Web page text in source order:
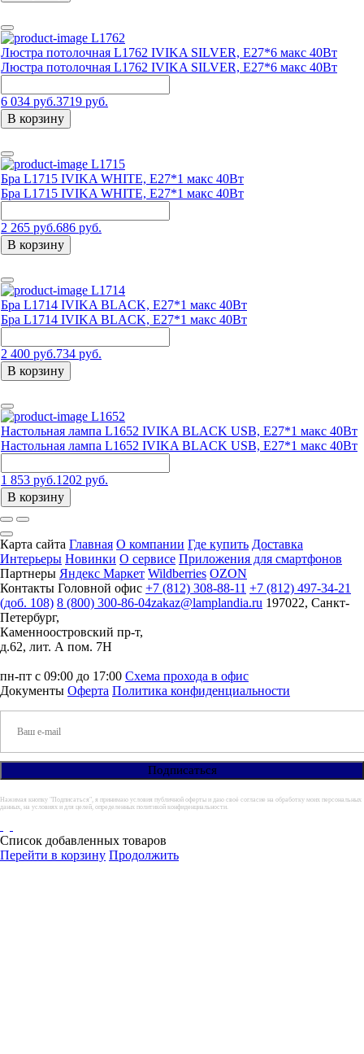
L1762
Люстра потолочная L1762 IVIKA SILVER, E27*6 макс 40Вт
Люстра потолочная L1762 IVIKA SILVER, E27*6 макс 40Вт
6 034 руб.3719 руб.
В корзину
L1715
Бра L1715 IVIKA WHITE, E27*1 макс 40Вт
Бра L1715 IVIKA WHITE, E27*1 макс 40Вт
2 265 руб.686 руб.
В корзину
L1714
Бра L1714 IVIKA BLACK, E27*1 макс 40Вт
Бра L1714 IVIKA BLACK, E27*1 макс 40Вт
2 400 руб.734 руб.
В корзину
L1652
Настольная лампа L1652 IVIKA BLACK USB, Е27*1 макс 40Вт
Настольная лампа L1652 IVIKA BLACK USB, Е27*1 макс 40Вт
1 853 руб.1202 руб.
В корзину
Карта сайта Главная О компании Где купить Доставка
Интерьеры Новинки О сервисе Приложения для смартфонов
Партнеры Яндекс Маркет Wildberries OZON
Контакты Головной офис +7 (812) 308-88-11 +7 (812) 497-34-21
(доб. 108) 8 (800) 300-86-04zakaz@lamplandia.ru 197022, Санкт-
Петербург,
Каменноостровский пр-т,
д.62, лит. А пом. 7Н
пн-пт с 09:00 до 17:00 Схема прохода в офис
Документы Оферта Политика конфиденциальности
Нажимая кнопку "Подписаться", я принимаю условия публичной оферты и даю своё согласие на обработку моих персональных
данных, на условиях и для целей, определенных политикой конфиденциальности.
Список добавленных товаров
Перейти в корзину Продолжить